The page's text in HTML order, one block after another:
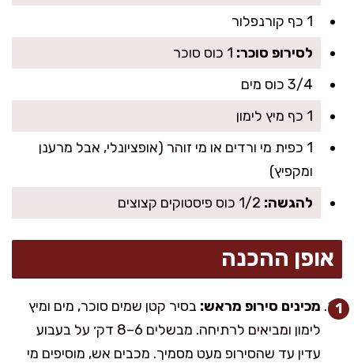
1 כף קורנפלור
לסירופ סוכר:
3/4 כוס מים
1 כף מיץ לימון
1 כפית מי ורדים או מי זוהר (אופציונלי, אבל מרענן
ומקפיץ)
להגשה:
אופן ההכנה
מכינים סירופ מראש: בסיר קטן שמים סוכר, מים ומיץ
לימון ומביאים לרתיחה. מבשלים 6–8 דק׳ על בעבוע
עדין עד שהסירופ מעט מסמיך. מכבים אש, מוסיפים מי